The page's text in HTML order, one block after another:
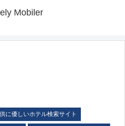
Mobiler
に優しいホテル検索サイト